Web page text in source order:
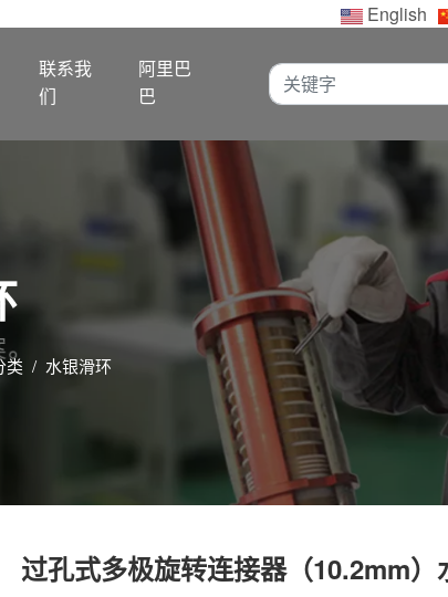
English
联系我
们
阿里巴
巴
类 水银滑环
过孔式多极旋转连接器（10.2mm）